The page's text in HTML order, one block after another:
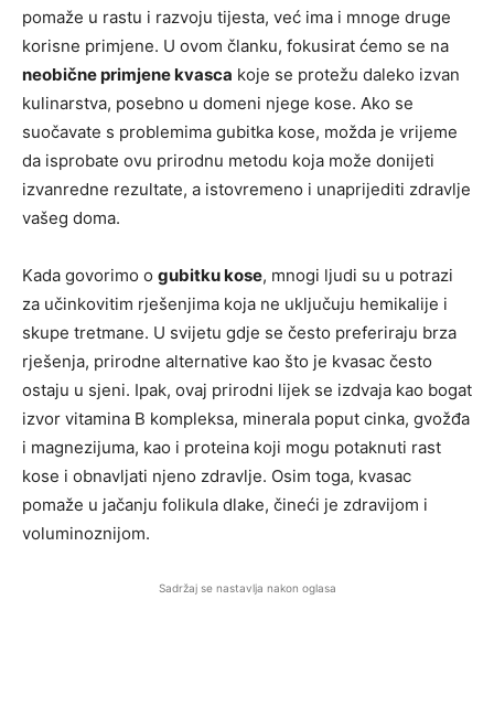
pomaže u rastu i razvoju tijesta, već ima i mnoge druge
korisne primjene. U ovom članku, fokusirat ćemo se na
neobične primjene kvasca koje se protežu daleko izvan
kulinarstva, posebno u domeni njege kose. Ako se
suočavate s problemima gubitka kose, možda je vrijeme
da isprobate ovu prirodnu metodu koja može donijeti
izvanredne rezultate, a istovremeno i unaprijediti zdravlje
vašeg doma.
Kada govorimo o gubitku kose, mnogi ljudi su u potrazi
za učinkovitim rješenjima koja ne uključuju hemikalije i
skupe tretmane. U svijetu gdje se često preferiraju brza
rješenja, prirodne alternative kao što je kvasac često
ostaju u sjeni. Ipak, ovaj prirodni lijek se izdvaja kao bogat
izvor vitamina B kompleksa, minerala poput cinka, gvožđa
i magnezijuma, kao i proteina koji mogu potaknuti rast
kose i obnavljati njeno zdravlje. Osim toga, kvasac
pomaže u jačanju folikula dlake, čineći je zdravijom i
voluminoznijom.
Sadržaj se nastavlja nakon oglasa